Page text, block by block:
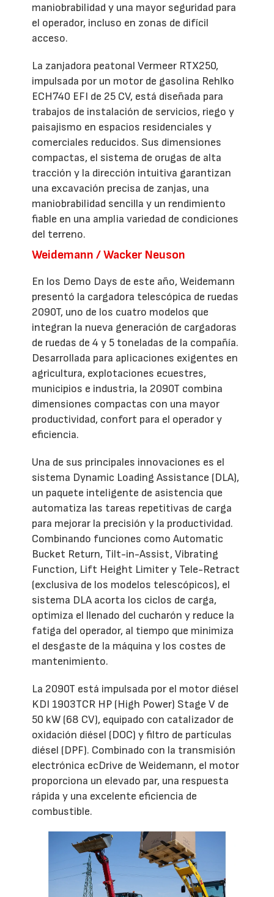
maniobrabilidad y una mayor seguridad para
el operador, incluso en zonas de difícil
acceso.
La zanjadora peatonal Vermeer RTX250,
impulsada por un motor de gasolina Rehlko
ECH740 EFI de 25 CV, está diseñada para
trabajos de instalación de servicios, riego y
paisajismo en espacios residenciales y
comerciales reducidos. Sus dimensiones
compactas, el sistema de orugas de alta
tracción y la dirección intuitiva garantizan
una excavación precisa de zanjas, una
maniobrabilidad sencilla y un rendimiento
fiable en una amplia variedad de condiciones
del terreno.
Weidemann / Wacker Neuson
En los Demo Days de este año, Weidemann
presentó la cargadora telescópica de ruedas
2090T, uno de los cuatro modelos que
integran la nueva generación de cargadoras
de ruedas de 4 y 5 toneladas de la compañía.
Desarrollada para aplicaciones exigentes en
agricultura, explotaciones ecuestres,
municipios e industria, la 2090T combina
dimensiones compactas con una mayor
productividad, confort para el operador y
eficiencia.
Una de sus principales innovaciones es el
sistema Dynamic Loading Assistance (DLA),
un paquete inteligente de asistencia que
automatiza las tareas repetitivas de carga
para mejorar la precisión y la productividad.
Combinando funciones como Automatic
Bucket Return, Tilt-in-Assist, Vibrating
Function, Lift Height Limiter y Tele-Retract
(exclusiva de los modelos telescópicos), el
sistema DLA acorta los ciclos de carga,
optimiza el llenado del cucharón y reduce la
fatiga del operador, al tiempo que minimiza
el desgaste de la máquina y los costes de
mantenimiento.
La 2090T está impulsada por el motor diésel
KDI 1903TCR HP (High Power) Stage V de
50 kW (68 CV), equipado con catalizador de
oxidación diésel (DOC) y filtro de partículas
diésel (DPF). Combinado con la transmisión
electrónica ecDrive de Weidemann, el motor
proporciona un elevado par, una respuesta
rápida y una excelente eficiencia de
combustible.